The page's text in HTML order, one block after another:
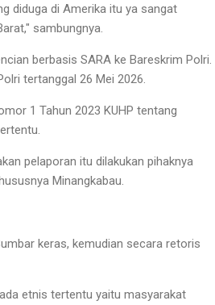
diduga di Amerika itu ya sangat
sambungnya.
berbasis SARA ke Bareskrim Polri.
tertanggal 26 Mei 2026.
1 Tahun 2023 KUHP tentang
pelaporan itu dilakukan pihaknya
Minangkabau.
keras, kemudian secara retoris
etnis tertentu yaitu masyarakat